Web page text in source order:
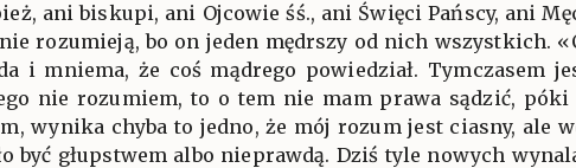
ani biskupi, ani Ojcowie śś., ani Święci Pańscy, ani
rozumieją, bo on jeden mędrszy od nich wszystkich.
i mniema, że coś mądrego powiedział. Tymczasem
nie rozumiem, to o tem nie mam prawa sądzić,
wynika chyba to jedno, że mój rozum jest ciasny, ale
być głupstwem albo nieprawdą. Dziś tyle nowych